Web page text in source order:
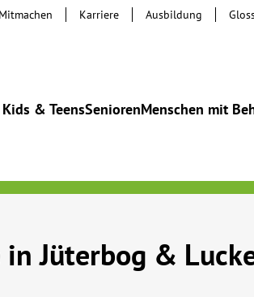
Kids & TeensSeniorenMenschen mit
Mitmachen Karriere Ausbildung
Jüterbog &